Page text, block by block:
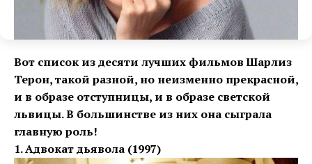
Вот список из десяти лучших фильмов Шарлиз
Терон, такой разной, но неизменно прекрасной,
и в образе отступницы, и в образе светской
львицы. В большинстве из них она сыграла
главную роль!
1. Адвокат дьявола (1997)